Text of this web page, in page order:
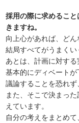
採用の際に求めるこ
きますね。
向上心があれば、どん
結局すべてがうまくい
あとは、計画に対する
基本的にディベートが
議論することを恐れず
また、そこで決まっ
えています。
自分の考えをまとめ